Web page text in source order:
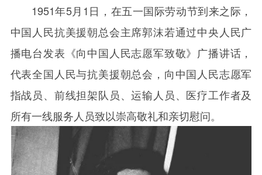
1951年5月1日，在五一国际劳动节到来之际，
中国人民抗美援朝总会主席郭沫若通过中央人民广
播电台发表《向中国人民志愿军致敬》广播讲话，
代表全国人民与抗美援朝总会，向中国人民志愿军
指战员、前线担架队员、运输人员、医疗工作者及
所有一线服务人员致以崇高敬礼和亲切慰问。